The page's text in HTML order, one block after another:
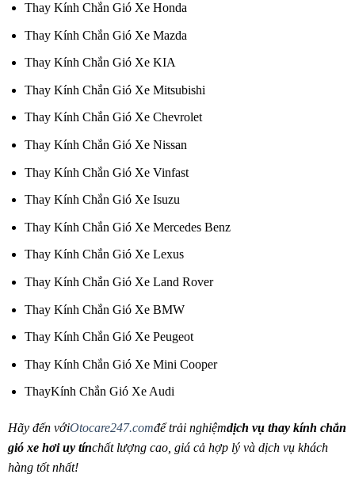
Thay Kính Chắn Gió Xe Honda
Thay Kính Chắn Gió Xe Mazda
Thay Kính Chắn Gió Xe KIA
Thay Kính Chắn Gió Xe Mitsubishi
Thay Kính Chắn Gió Xe Chevrolet
Thay Kính Chắn Gió Xe Nissan
Thay Kính Chắn Gió Xe Vinfast
Thay Kính Chắn Gió Xe Isuzu
Thay Kính Chắn Gió Xe Mercedes Benz
Thay Kính Chắn Gió Xe Lexus
Thay Kính Chắn Gió Xe Land Rover
Thay Kính Chắn Gió Xe BMW
Thay Kính Chắn Gió Xe Peugeot
Thay Kính Chắn Gió Xe Mini Cooper
ThayKính Chắn Gió Xe Audi
Hãy đến vớiOtocare247.comđể trải nghiệmdịch vụ thay kính chắn
gió xe hơi uy tínchất lượng cao, giá cả hợp lý và dịch vụ khách
hàng tốt nhất!